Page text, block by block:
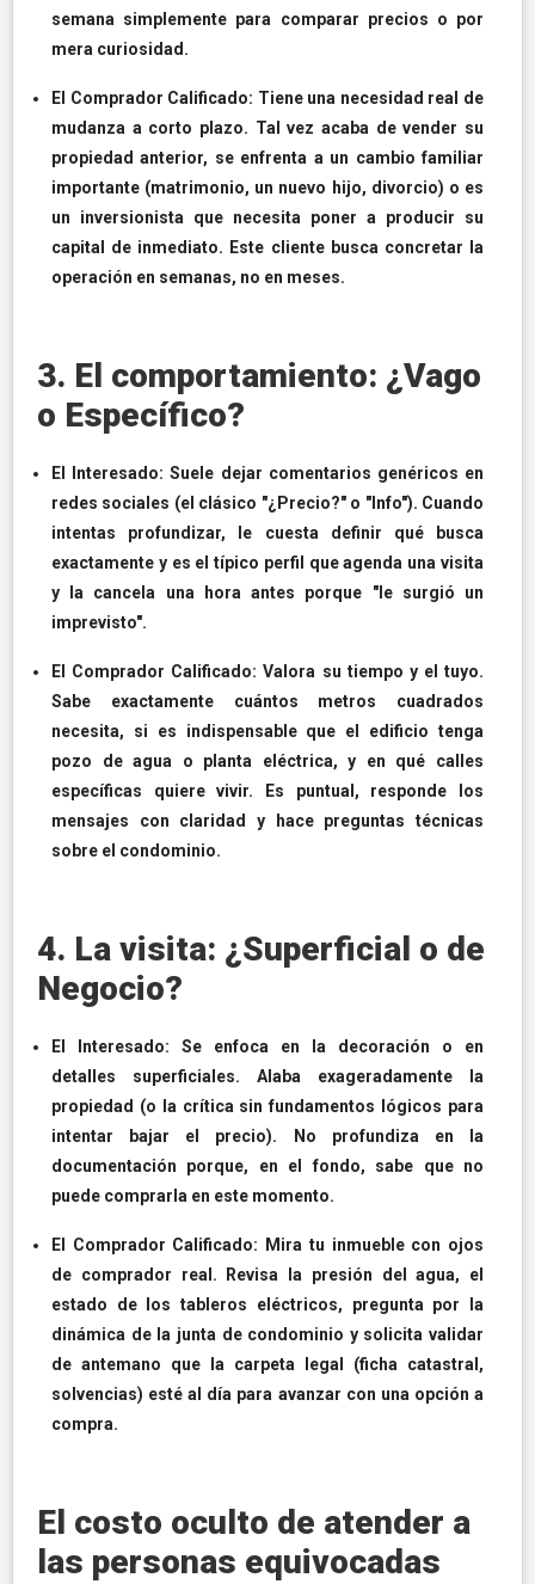
semana simplemente para comparar precios o por
mera curiosidad.
El Comprador Calificado: Tiene una necesidad real de
mudanza a corto plazo. Tal vez acaba de vender su
propiedad anterior, se enfrenta a un cambio familiar
importante (matrimonio, un nuevo hijo, divorcio) o es
un inversionista que necesita poner a producir su
capital de inmediato. Este cliente busca concretar la
operación en semanas, no en meses.
3. El comportamiento: ¿Vago
o Específico?
El Interesado: Suele dejar comentarios genéricos en
redes sociales (el clásico "¿Precio?" o "Info"). Cuando
intentas profundizar, le cuesta definir qué busca
exactamente y es el típico perfil que agenda una visita
y la cancela una hora antes porque "le surgió un
imprevisto".
El Comprador Calificado: Valora su tiempo y el tuyo.
Sabe exactamente cuántos metros cuadrados
necesita, si es indispensable que el edificio tenga
pozo de agua o planta eléctrica, y en qué calles
específicas quiere vivir. Es puntual, responde los
mensajes con claridad y hace preguntas técnicas
sobre el condominio.
4. La visita: ¿Superficial o de
Negocio?
El Interesado: Se enfoca en la decoración o en
detalles superficiales. Alaba exageradamente la
propiedad (o la crítica sin fundamentos lógicos para
intentar bajar el precio). No profundiza en la
documentación porque, en el fondo, sabe que no
puede comprarla en este momento.
El Comprador Calificado: Mira tu inmueble con ojos
de comprador real. Revisa la presión del agua, el
estado de los tableros eléctricos, pregunta por la
dinámica de la junta de condominio y solicita validar
de antemano que la carpeta legal (ficha catastral,
solvencias) esté al día para avanzar con una opción a
compra.
El costo oculto de atender a
las personas equivocadas